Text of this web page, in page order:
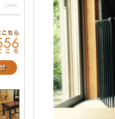
Links